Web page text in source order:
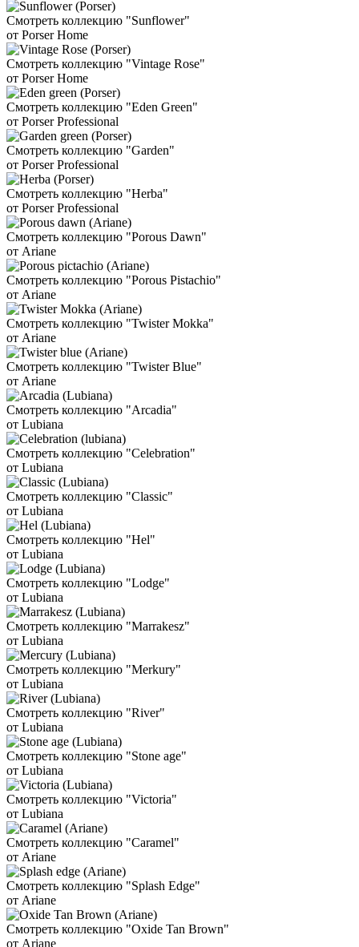
Смотреть коллекцию "Sunflower"
от Porser Home
Смотреть коллекцию "Vintage Rose"
от Porser Home
Смотреть коллекцию "Eden Green"
от Porser Professional
Смотреть коллекцию "Garden"
от Porser Professional
Смотреть коллекцию "Herba"
от Porser Professional
Смотреть коллекцию "Porous Dawn"
от Ariane
Смотреть коллекцию "Porous Pistachio"
от Ariane
Смотреть коллекцию "Twister Mokka"
от Ariane
Смотреть коллекцию "Twister Blue"
от Ariane
Смотреть коллекцию "Arcadia"
от Lubiana
Смотреть коллекцию "Celebration"
от Lubiana
Смотреть коллекцию "Classic"
от Lubiana
Смотреть коллекцию "Hel"
от Lubiana
Смотреть коллекцию "Lodge"
от Lubiana
Смотреть коллекцию "Marrakesz"
от Lubiana
Смотреть коллекцию "Merkury"
от Lubiana
Смотреть коллекцию "River"
от Lubiana
Смотреть коллекцию "Stone age"
от Lubiana
Смотреть коллекцию "Victoria"
от Lubiana
Смотреть коллекцию "Caramel"
от Ariane
Смотреть коллекцию "Splash Edge"
от Ariane
Смотреть коллекцию "Oxide Tan Brown"
от Ariane